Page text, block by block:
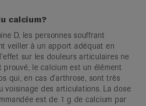
calcium?
D, les personnes souffrant
veiller à un apport adéquat en
sur les douleurs articulaires ne
le calcium est un élément
qui, en cas d’arthrose, sont très
voisinage des articulations. La dose
est de 1 g de calcium par